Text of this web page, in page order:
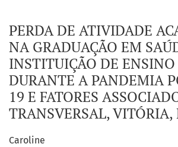
PERDA DE ATIVIDADE
NA GRADUAÇÃO EM
INSTITUIÇÃO DE
DURANTE A PANDEMIA
19 E FATORES
TRANSVERSAL, VITÓRIA,
Caroline